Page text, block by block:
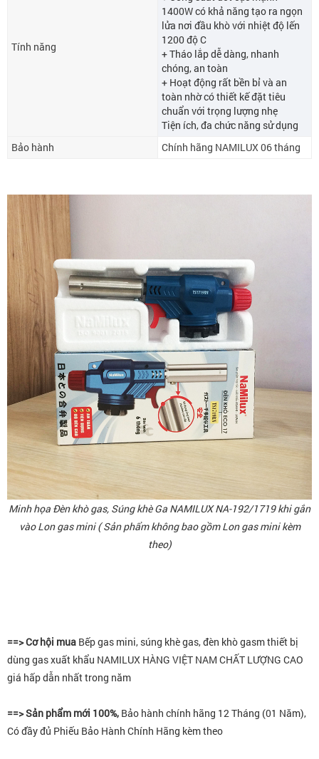
Tính năng
1400W có khả năng tạo ra ngọn
lửa nơi đầu khò với nhiệt độ lến
1200 độ C
+ Tháo lắp dễ dàng, nhanh
chóng, an toàn
+ Hoạt động rất bền bỉ và an
toàn nhờ có thiết kế đặt tiêu
chuẩn với trọng lượng nhẹ
Tiện ích, đa chức năng sử dụng
Bảo hành
Chính hãng NAMILUX 06 tháng
Minh họa Đèn khò gas, Súng khè Ga NAMILUX NA-192/1719 khi gắn
vào Lon gas mini ( Sản phẩm không bao gồm Lon gas mini kèm
theo)
==> Cơ hội mua Bếp gas mini, súng khè gas, đèn khò gasm thiết bị
dùng gas xuất khẩu NAMILUX HÀNG VIỆT NAM CHẤT LƯỢNG CAO
giá hấp dẫn nhất trong năm
==> Sản phẩm mới 100%, Bảo hành chính hãng 12 Tháng (01 Năm),
Có đầy đủ Phiếu Bảo Hành Chính Hãng kèm theo